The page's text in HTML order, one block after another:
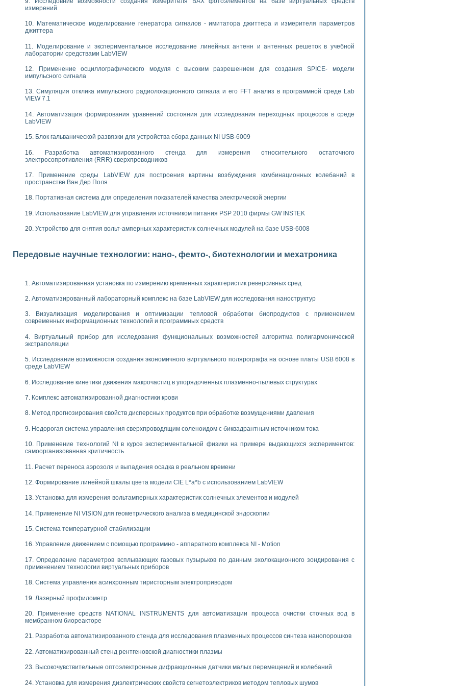
течения в расширяющемся канале
интерфейсов обмена по протоколам RS232 и GPIB / имитатор оконечного устройства по интерфейсу RS232
адиабатического расширения газов
переходных характеристик асинхронных двигателей при пуске
измерений с помощью LabVIEW
INSTRUMENTS для создания систем автоматизированного лабораторного практикума
принципа действия универсального цифрового вольтметра
обеспечение учебных лабораторных стендов
для изучения технологии выращивания полупроводниковых и оптических монокристаллов
для исследования АЧХ и ФЧХ активных фильтров
лабораторный практикум по курсу «радиотехнические цепи и сигналы»
одномерных сигналов на основе алгоритма полигармонической экстраполяции
INSTRUMENTS в операционной системе LINUX
принципа действия универсального цифрового вольтметра
принимаемых решений в среде LabVIEW
электрических характеристик газоразрядных и люминесцентных ламп
теории Коммутации
национального проекта «Образование» технологий NATIONAL INSTRUMENTS в Нижегородском госуниверситете им. Н.И. Лобачевского
решателей обыкновенных дифференциальных уравнений инструментальных систем моделирования
образования и подготовки преподавателей для работы в ИКТ насыщенной среде
практикума по электронике кафедры информационных систем МИРЭА
по электротехнике в среде MULTISIM
частотного анализа для LabWindows/CVI и LabVIEW
«Технологии NATIONAL INSTRUMENTS» в ростовском колледже связи и информатики
программе «Прикладная физика и физическая информатика» инновационного образовательного проекта РУДН
электромагнитного поля для испытаний изделий авионики
ИИС на базе оборудования NI CompactDAQ
измерений
Математическое моделирование генератора сигналов - имитатора джиттера и измерителя параметров
джиттера
Моделирование и экспериментальное исследование линейных антенн и антенных решеток в учебной
лаборатории средствами LabVIEW
Применение осциллографического модуля с высоким разрешением для создания SPICE- модели
импульсного сигнала
Симуляция отклика импульсного радиолокационного сигнала и его FFT анализ в программной среде Lab
VIEW 7.1
Автоматизация формирования уравнений состояния для исследования переходных процессов в среде
LabVIEW
Блок гальванической развязки для устройства сбора данных NI USB-6009
Разработка автоматизированного стенда для измерения относительного остаточного
электросопротивления (RRR) сверхпроводников
Применение среды LabVIEW для построения картины возбуждения комбинационных колебаний в
пространстве Ван Дер Поля
Портативная система для определения показателей качества электрической энергии
Использование LabVIEW для управления источником питания PSP 2010 фирмы GW INSTEK
Устройство для снятия вольт-амперных характеристик солнечных модулей на базе USB-6008
Передовые научные технологии: нано-, фемто-, биотехнологии и мехатроника
Автоматизированная установка по измерению временных характеристик реверсивных сред
Автоматизированный лабораторный комплекс на базе LabVIEW для исследования наноструктур
Визуализация моделирования и оптимизации тепловой обработки биопродуктов с применением
современных информационных технологий и программных средств
Виртуальный прибор для исследования функциональных возможностей алгоритма полигармонической
экстраполяции
Исследование возможности создания экономичного виртуального полярографа на основе платы USB 6008 в
среде LabVIEW
Исследование кинетики движения макрочастиц в упорядоченных плазменно-пылевых структурах
Комплекс автоматизированной диагностики крови
Метод прогнозирования свойств дисперсных продуктов при обработке возмущениями давления
Недорогая система управления сверхпроводящим соленоидом с биквадрантным источником тока
Применение технологий NI в курсе экспериментальной физики на примере выдающихся экспериментов:
самоорганизованная критичность
Расчет переноса аэрозоля и выпадения осадка в реальном времени
Формирование линейной шкалы цвета модели CIE L*a*b с использованием LabVIEW
Установка для измерения вольтамперных характеристик солнечных элементов и модулей
Применение NI VISION для геометрического анализа в медицинской эндоскопии
Система температурной стабилизации
Управление движением с помощью программно - аппаратного комплекса NI - Motion
Определение параметров всплывающих газовых пузырьков по данным эхолокационного зондирования с
применением технологии виртуальных приборов
Система управления асинхронным тиристорным электроприводом
Лазерный профилометр
Применение средств NATIONAL INSTRUMENTS для автоматизации процесса очистки сточных вод в
мембранном биореакторе
Разработка автоматизированного стенда для исследования плазменных процессов синтеза нанопорошков
Автоматизированный стенд рентгеновской диагностики плазмы
Высокочувствительные оптоэлектронные дифракционные датчики малых перемещений и колебаний
Установка для измерения диэлектрических свойств сегнетоэлектриков методом тепловых шумов